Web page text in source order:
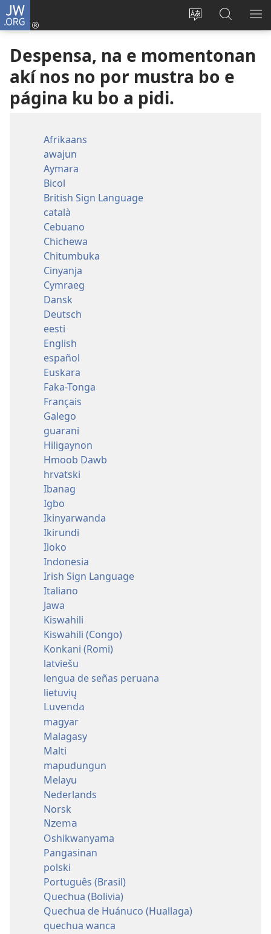
JW.ORG
Kambia
di
e
website
Log
new
window)
Buska
JW.ORG
Despensa, na e momentonan
akí nos no por mustra bo e
página ku bo a pidi.
Afrikaans
awajun
Aymara
Bicol
British Sign Language
català
Cebuano
Chichewa
Chitumbuka
Cinyanja
Cymraeg
Dansk
Deutsch
eesti
English
español
Euskara
Faka-Tonga
Français
Galego
guarani
Hiligaynon
Hmoob Dawb
hrvatski
Ibanag
Igbo
Ikinyarwanda
Ikirundi
Iloko
Indonesia
Irish Sign Language
Italiano
Jawa
Kiswahili
Kiswahili (Congo)
Konkani (Romi)
latviešu
lengua de señas peruana
lietuvių
Luvenda
magyar
Malagasy
Malti
mapudungun
Melayu
Nederlands
Norsk
Nzema
Oshikwanyama
Pangasinan
polski
Português (Brasil)
Quechua (Bolivia)
Quechua de Huánuco (Huallaga)
quechua wanca